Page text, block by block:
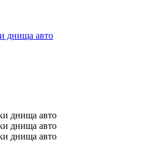
днища авто